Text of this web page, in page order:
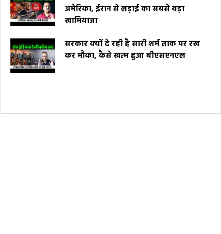
अमेरिका, ईरान से लड़ाई का सबसे बड़ा
खामियाजा
सरकार क्यों दे रही है सारी शर्म ताक पर रख
कर मौका, कैसे खत्म हुआ बीएसएनएल